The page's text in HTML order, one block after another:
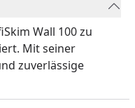
Wall 100 zu
Mit seiner
zuverlässige